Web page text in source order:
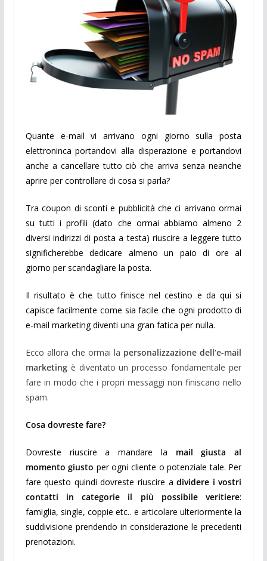
Quante e-mail vi arrivano ogni giorno sulla posta
elettroninca portandovi alla disperazione e portandovi
anche a cancellare tutto ciò che arriva senza neanche
aprire per controllare di cosa si parla?
Tra coupon di sconti e pubblicità che ci arrivano ormai
su tutti i profili (dato che ormai abbiamo almeno 2
diversi indirizzi di posta a testa) riuscire a leggere tutto
significherebbe dedicare almeno un paio di ore al
giorno per scandagliare la posta.
Il risultato è che tutto finisce nel cestino e da qui si
capisce facilmente come sia facile che ogni prodotto di
e-mail marketing diventi una gran fatica per nulla.
Ecco allora che ormai la personalizzazione dell’e-mail
marketingè diventato un processo fondamentale per
fare in modo che i propri messaggi non finiscano nello
spam.
Cosa dovreste fare?
Dovreste riuscire a mandare la mail giusta al
momento giusto per ogni cliente o potenziale tale. Per
fare questo quindi dovreste riuscire adividere i vostri
contatti in categorie il più possibile veritiere:
famiglia, single, coppie etc.. e articolare ulteriormente la
suddivisione prendendo in considerazione le precedenti
prenotazioni.